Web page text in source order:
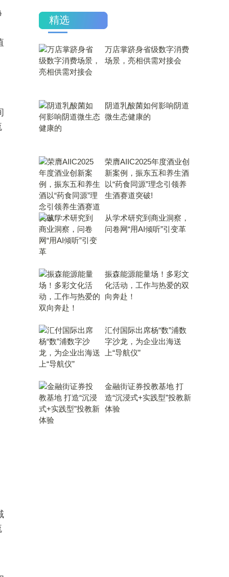
精选
万店掌跻身省级数字消费
场景，亮相供需对接会
​阴道乳酸菌如何影响阴道
微生态健康的
荣膺AIIC2025年度酒业创
新案例，振东五和养生酒
以“药食同源”理念引领养
生酒赛道突破!
从学术研究到商业洞察，
问卷网“用AI倾听”引变革
振森能源能量场！多彩文
化活动，工作与热爱的双
向奔赴！
汇付国际出席杨“数”浦数
字沙龙，为企业出海送
上“导航仪”
金融街证券投教基地 打
造“沉浸式+实践型”投教新
体验